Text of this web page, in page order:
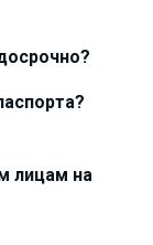
лицам на